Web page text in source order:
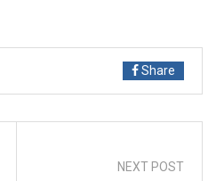
Share
NEXT POST